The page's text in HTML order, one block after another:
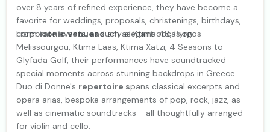
over 8 years of refined experience, they have become a
favorite for weddings, proposals, christenings, birthdays,
corporate events, and any elegant occasion.
Fromiconic venuessuch as Ktima 48, Pyrgos
Melissourgou, Ktima Laas, Ktima Xatzi, 4 Seasons to
Glyfada Golf, their performances have soundtracked
special moments across stunning backdrops in Greece.
Duo di Donne's repertoire spans classical excerpts and
opera arias, bespoke arrangements of pop, rock, jazz, as
well as cinematic soundtracks - all thoughtfully arranged
for violin and cello.